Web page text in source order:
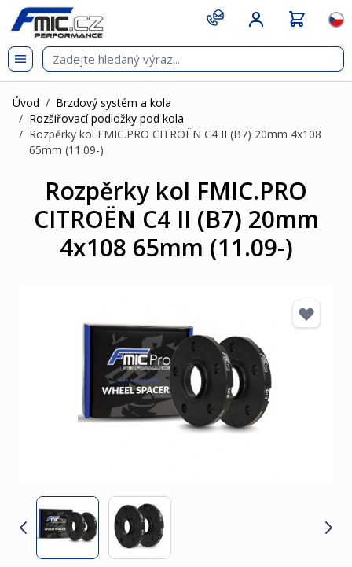
Přejít na obsah
git s
Úvod / Brzdový systém a kola
/ Rozšiřovací podložky pod kola
/ Rozpěrky kol FMIC.PRO CITROËN C4 II (B7) 20mm 4x108
65mm (11.09-)
Rozpěrky kol FMIC.PRO
CITROËN C4 II (B7) 20mm
4x108 65mm (11.09-)